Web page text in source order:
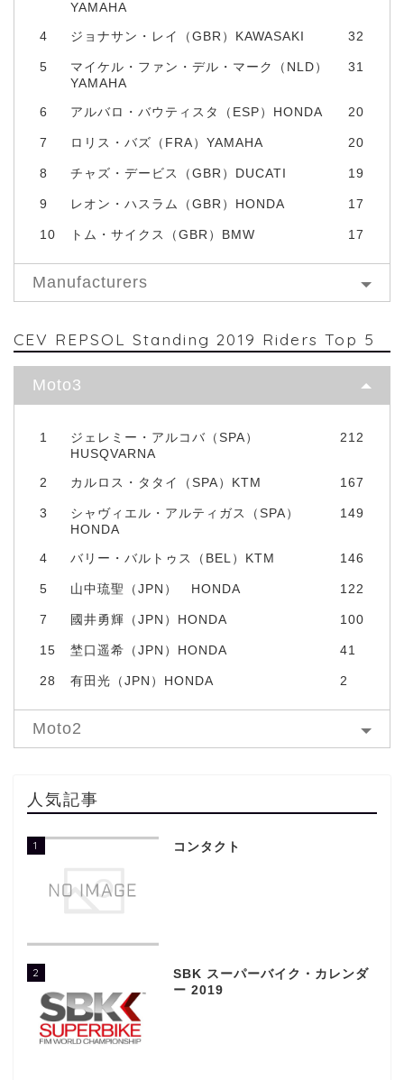
YAMAHA
4
ジョナサン・レイ（GBR）KAWASAKI 32
5
マイケル・ファン・デル・マーク（NLD）
YAMAHA
31
6 アルバロ・バウティスタ（ESP）HONDA 20
7 ロリス・バズ（FRA）YAMAHA 20
8 チャズ・デービス（GBR）DUCATI 19
9 レオン・ハスラム（GBR）HONDA 17
10 トム・サイクス（GBR）BMW 17
Manufacturers
CEV REPSOL Standing 2019 Riders Top 5
Moto3
1
ジェレミー・アルコバ（SPA）
HUSQVARNA
212
2 カルロス・タタイ（SPA）KTM 167
3
シャヴィエル・アルティガス（SPA）
HONDA
149
4 バリー・バルトゥス（BEL）KTM 146
5 山中琉聖（JPN） HONDA 122
7 國井勇輝（JPN）HONDA 100
15 埜口遥希（JPN）HONDA 41
28 有田光（JPN）HONDA 2
Moto2
人気記事
1 コンタクト
2
SBK スーパーバイク・カレンダ
ー 2019